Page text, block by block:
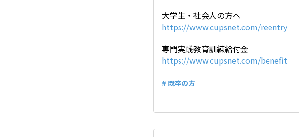
大学生・社会人の方へ
https://www.cupsnet.com/reentry
専門実践教育訓練給付金
https://www.cupsnet.com/benefit
# 既卒の方